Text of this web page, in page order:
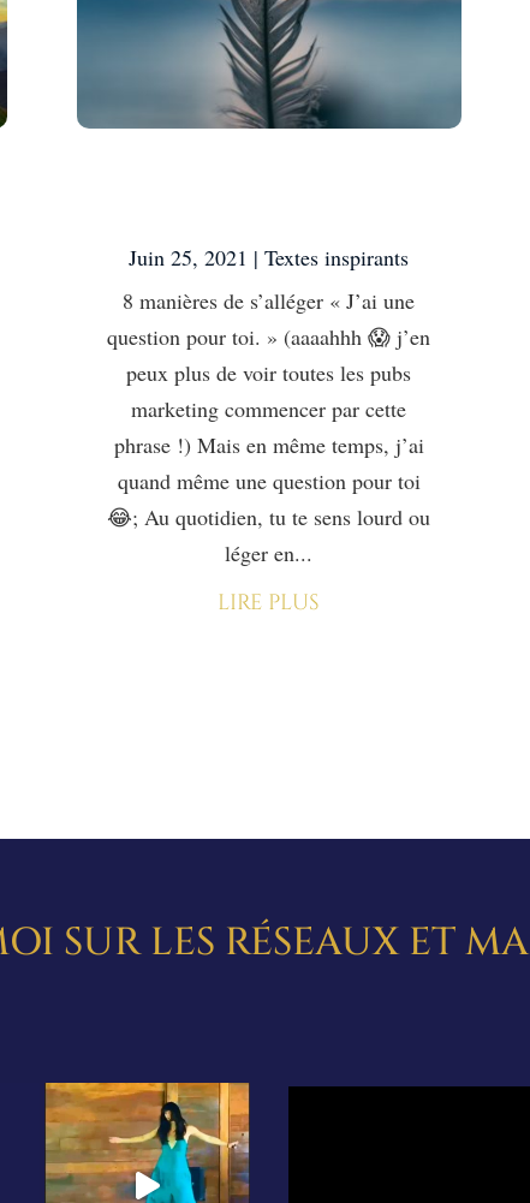
Juin 25, 2021 |Textes inspirants
8 manières de s’alléger « J’ai une
question pour toi. » (aaaahhh 😱 j’en
peux plus de voir toutes les pubs
marketing commencer par cette
phrase !) Mais en même temps, j’ai
quand même une question pour toi
😂; Au quotidien, tu te sens lourd ou
léger en...
lire plus
SUR LES RÉSEAUX ET